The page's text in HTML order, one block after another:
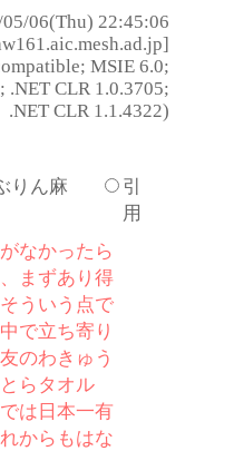
06(Thu) 22:45:06
MSIE 6.0;
.NET CLR 1.0.3705;
.NET CLR 1.1.4322)
りん麻
引
用
なかったら
まずあり得
ういう点で
で立ち寄り
のわきゅう
らタオル
は日本一有
からもはな